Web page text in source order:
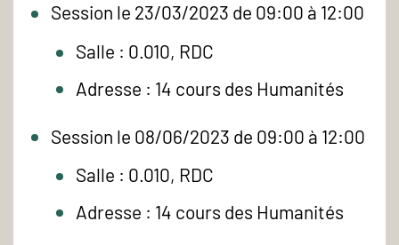
Session le 23/03/2023 de 09:00 à 12:00
Salle : 0.010, RDC
Adresse : 14 cours des Humanités
Session le 08/06/2023 de 09:00 à 12:00
Salle : 0.010, RDC
Adresse : 14 cours des Humanités